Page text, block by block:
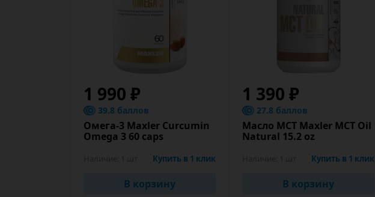
1 990 ₽
39.8 баллов
Омега-3 Maxler Curcumin
Omega 3 60 caps
Купить в 1 клик
В корзину
1 390 ₽
27.8 баллов
Масло МСТ Maxler MCT Oil
Natural 15.2 oz
Купить в 1 клик
В корзину